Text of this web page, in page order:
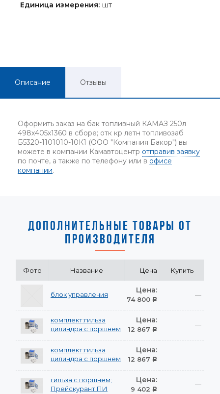
Единица измерения: шт
Описание Отзывы
Оформить заказ на бак топливный КАМАЗ 250л
498х405х1360 в сборе; отк кр летн топливозаб
Б5320-1101010-10К1 (ООО "Компания Бакор") вы
можете в компании Камавтоцентр отправив заявку
по почте, а также по телефону или в офисе
компании.
ДОПОЛНИТЕЛЬНЫЕ ТОВАРЫ ОТ
ПРОИЗВОДИТЕЛЯ
Фото Название Цена Купить
блок управления Цена:
74 800 Р
—
комплект:гильза
цилиндра с поршнем
Цена:
12 867 Р
—
комплект:гильза
цилиндра с поршнем
Цена:
12 867 Р
—
гильза с поршнем;
Прейскурант ПИ
Цена:
9 402 Р
—